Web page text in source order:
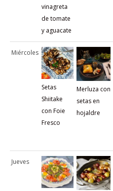
vinagreta
de tomate
y aguacate
Miércoles
Setas
Shiitake
con Foie
Fresco
Merluza con
setas en
hojaldre
Jueves